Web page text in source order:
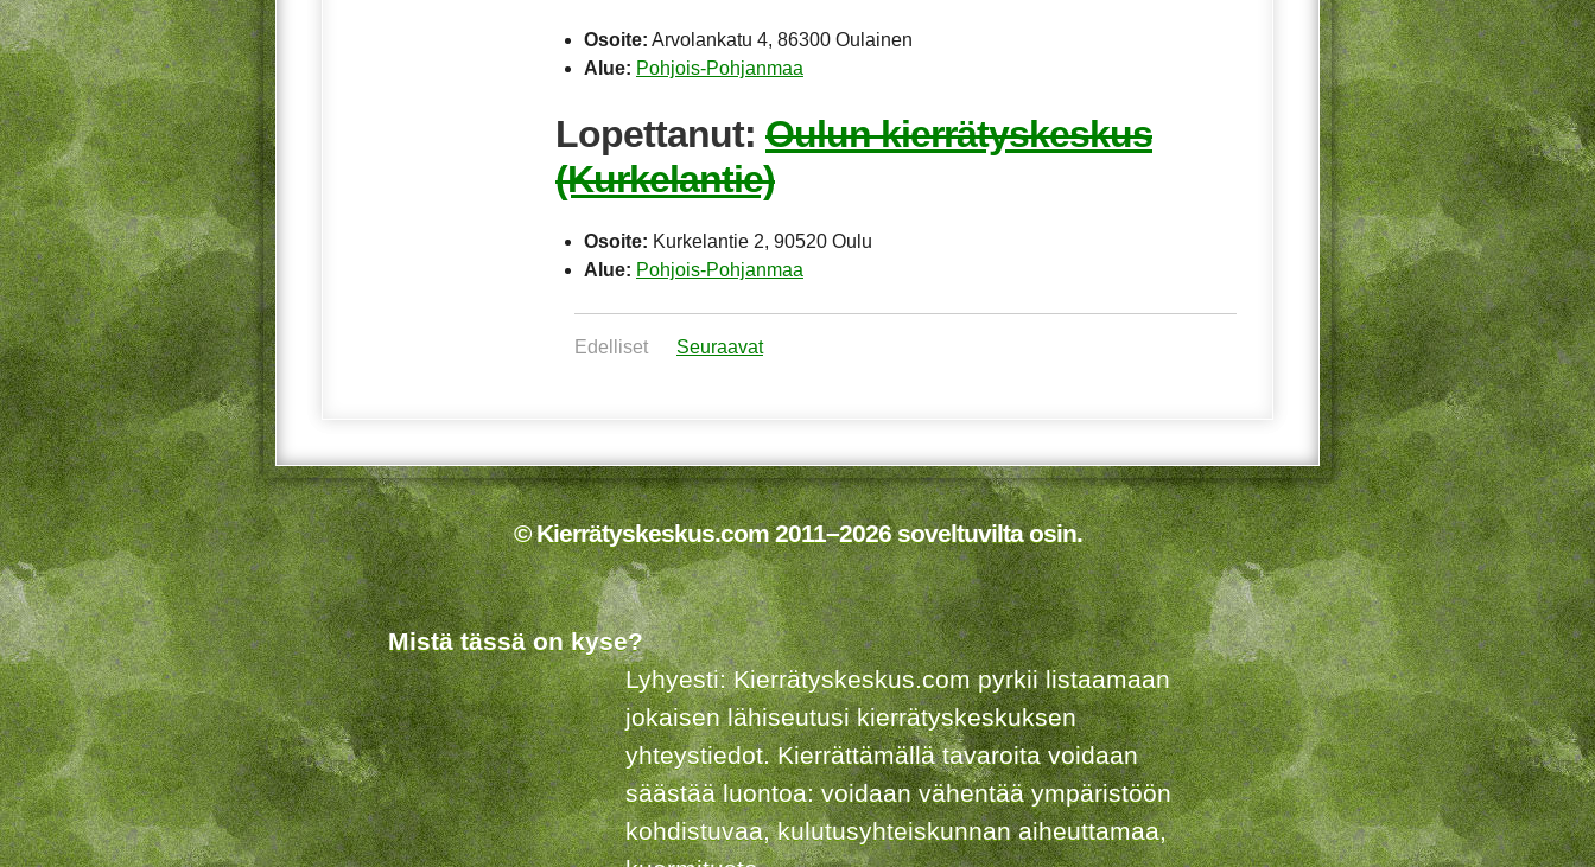
Osoite: Arvolankatu 4, 86300 Oulainen
Alue: Pohjois-Pohjanmaa
Lopettanut: Oulun kierrätyskeskus
(Kurkelantie)
Osoite: Kurkelantie 2, 90520 Oulu
Alue: Pohjois-Pohjanmaa
Edelliset Seuraavat
© Kierrätyskeskus.com 2011–2026 soveltuvilta osin.
Mistä tässä on kyse?
Lyhyesti: Kierrätyskeskus.com pyrkii listaamaan
jokaisen lähiseutusi kierrätyskeskuksen
yhteystiedot. Kierrättämällä tavaroita voidaan
säästää luontoa: voidaan vähentää ympäristöön
kohdistuvaa, kulutusyhteiskunnan aiheuttamaa,